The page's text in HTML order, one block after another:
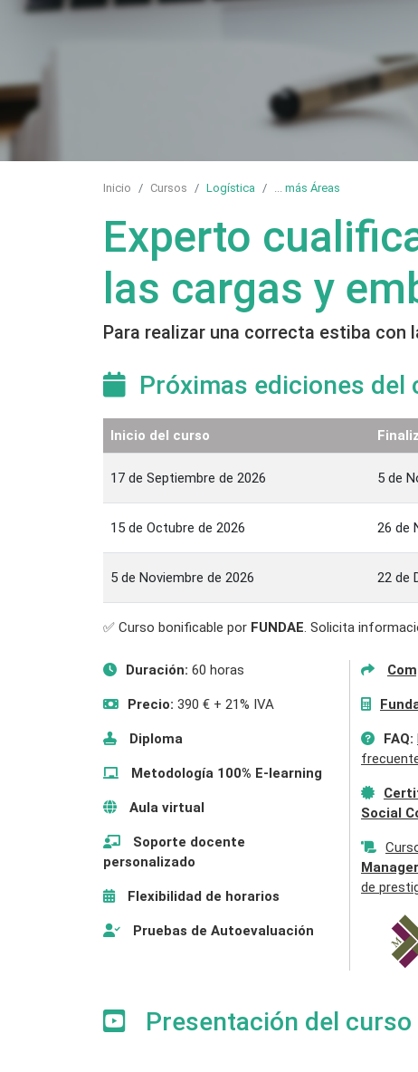
Inicio Cursos Logística más Áreas
Experto
las cargas y
Para realizar una correcta estiba con
Próximas ediciones del
Inicio del curso
17 de Septiembre de 2026 5 de
15 de Octubre de 2026 26 de
5 de Noviembre de 2026 22 de
✅ Curso bonificable por FUNDAE . Solicita
Duración: 60 horas
Precio: 390 € + 21% IVA
Diploma
Metodología 100% E-learning
Aula virtual
Soporte docente
personalizado
Flexibilidad de horarios
Pruebas de Autoevaluación
FAQ:
Social
de
Presentación del curso